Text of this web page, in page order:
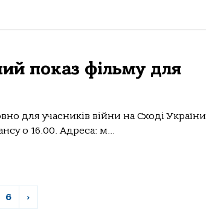
показ фільму для
для учасників війни на Сході України
о 16.00. Адреса: м...
6 ›